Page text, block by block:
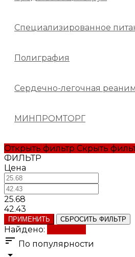
Специализированное
Полиграфия
Сердечно-легочная
МИНПРОМТОРГ
Открыть фильтр Скрыть
ФИЛЬТР
Цена
25.68
42.43
ПРИМЕНИТЬ СБРОСИТЬ ФИЛЬТР
Найдено:
По популярности